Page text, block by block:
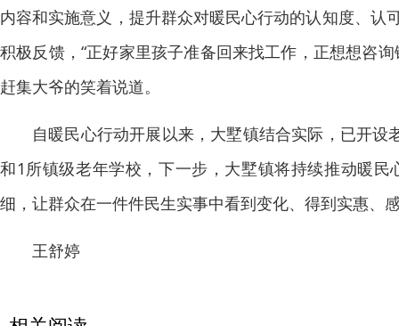
内容和实施意义，提升群众对暖民心行动的认知度、
积极反馈，“正好家里孩子准备回来找工作，正想想咨
赶集大爷的笑着说道。
自暖民心行动开展以来，大墅镇结合实际，已开
和1所镇级老年学校，下一步，大墅镇将持续推动暖
细，让群众在一件件民生实事中看到变化、得到实惠、
王舒婷